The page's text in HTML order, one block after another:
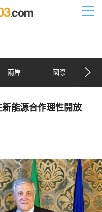
兩岸 國際
能源合作理性開放